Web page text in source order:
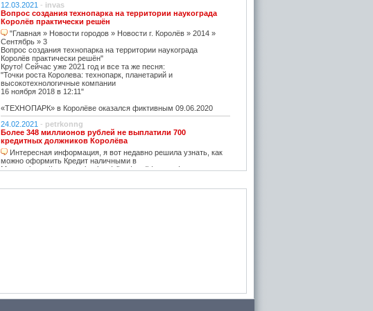
12.03.2021 - invas
Вопрос создания технопарка на территории наукограда
Королёв практически решён
"Главная » Новости городов » Новости г. Королёв » 2014 »
Сентябрь » 3
Вопрос создания технопарка на территории наукограда
Королёв практически решён"
Круто! Сейчас уже 2021 год и все та же песня:
"Точки роста Королева: технопарк, планетарий и
высокотехнологичные компании
16 ноября 2018 в 12:11"
«ТЕХНОПАРК» в Королёве оказался фиктивным 09.06.2020
24.02.2021 - petrkonng
Более 348 миллионов рублей не выплатили 700
кредитных должников Королёва
Интересная информация, я вот недавно решила узнать, как
можно оформить Кредит наличными в
Москве https://www.vostbank.ru/client/credit/ тут информацию в